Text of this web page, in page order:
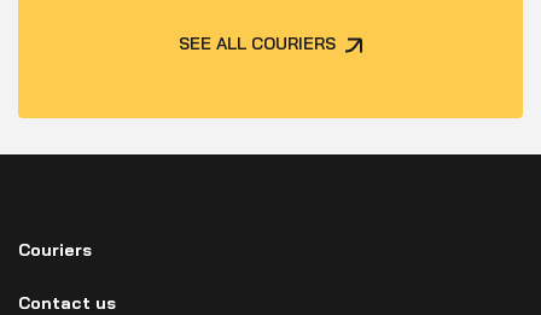
SEE ALL COURIERS
Couriers
Contact us